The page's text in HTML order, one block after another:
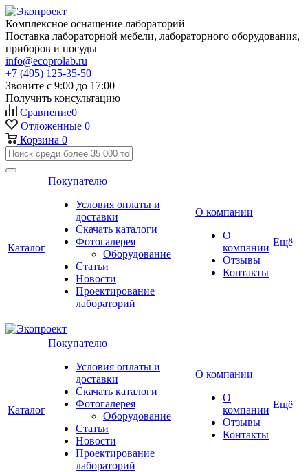
Комплексное оснащение лабораторий
Поставка лабораторной мебели, лабораторного оборудования,
приборов и посуды
info@ecoprolab.ru
+7 (495) 125-35-50
Звоните с 9:00 до 17:00
Получить консультацию
Сравнение0
Отложенные 0
Корзина 0
Каталог
Покупателю
Условия оплаты и
доставки
Скачать каталоги
Фотогалерея
Оборудование
Статьи
Новости
Проектирование
лабораторий
О компании
О
компании
Отзывы
Контакты
Ещё
Каталог
Покупателю
Условия оплаты и
доставки
Скачать каталоги
Фотогалерея
Оборудование
Статьи
Новости
Проектирование
лабораторий
О компании
О
компании
Отзывы
Контакты
Ещё